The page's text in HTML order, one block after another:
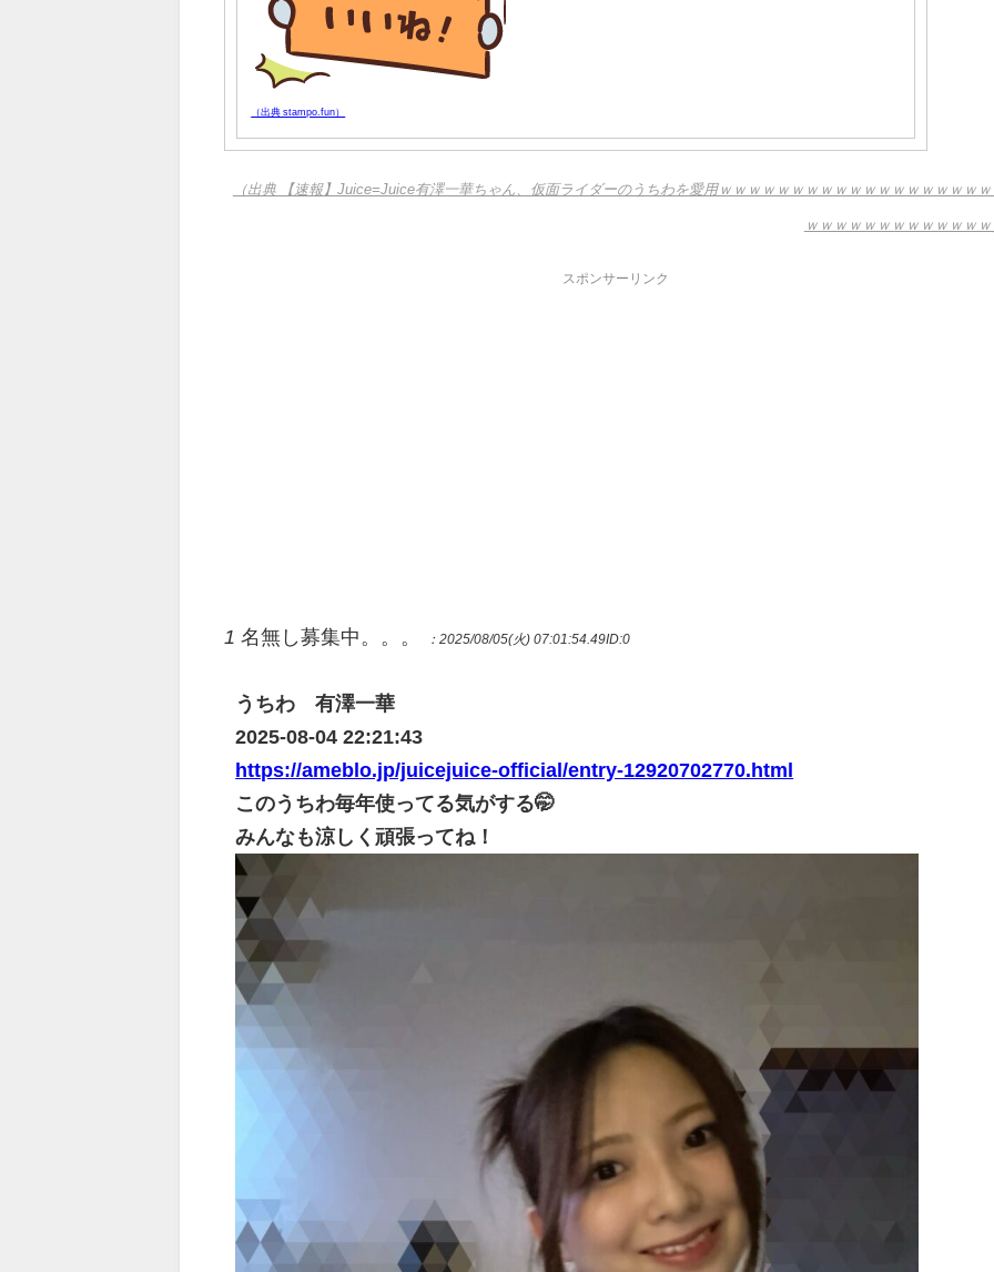
（出典 stampo.fun）
（出典 【速報】Juice=Juice有澤一華ちゃん、仮面ライダーのうちわを愛用ｗｗｗｗｗｗｗｗｗｗｗｗｗｗｗｗｗｗｗ
ｗｗｗｗｗｗｗｗｗｗｗｗｗ
スポンサーリンク
1 名無し募集中。。。 ：2025/08/05(火) 07:01:54.49ID:0
うちわ 有澤一華
2025-08-04 22:21:43
https://ameblo.jp/juicejuice-official/entry-12920702770.html
このうちわ毎年使ってる気がする🤭
みんなも涼しく頑張ってね！